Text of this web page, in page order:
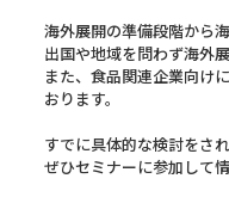
海外展開の準備段階から
出国や地域を問わず海外
また、食品関連企業向け
おります。
すでに具体的な検討をさ
ぜひセミナーに参加して